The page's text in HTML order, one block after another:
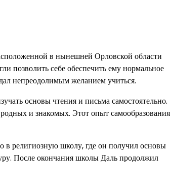
в нынешней Орловской области
позволить себе обеспечить ему нормальное
непреодолимым желанием учиться.
основы чтения и письма самостоятельно.
и знакомых. Этот опыт самообразования
в религиозную школу, где он получил основы
После окончания школы Даль продолжил